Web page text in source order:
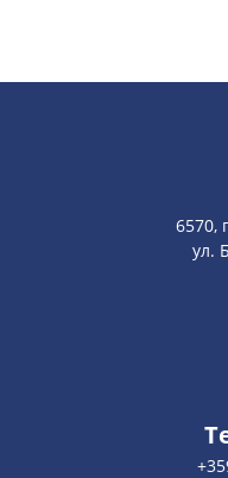
6570,
ул.